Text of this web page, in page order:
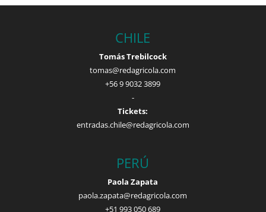
CHILE
Tomás Trebilcock
tomas@redagricola.com
+56 9 9032 3899
-
Tickets:
entradas.chile@redagricola.com
PERÚ
Paola Zapata
paola.zapata@redagricola.com
+51 993 050 689